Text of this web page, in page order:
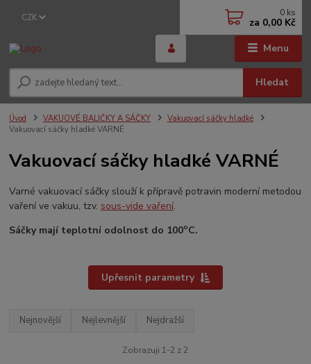
Menu
CZK
Hledat
0 ks
za 0,00 Kč
Úvod VAKUOVÉ BALIČKY A SÁČKY
Vakuovací sáčky hladké
Vakuovací sáčky hladké VARNÉ
Vakuovací sáčky hladké VARNÉ
Varné vakuovací sáčky slouží k přípravě potravin moderní metodou
vaření ve vakuu, tzv. sous-vide vaření.
Sáčky mají teplotní odolnost do 100oC.
Upřesnit parametry
Nejnovější Nejlevnější Nejdražší
Zobrazuji 1-2 z 2